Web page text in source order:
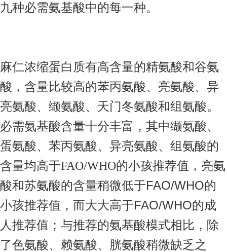
九种必需氨基酸中的每一种。
麻仁浓缩蛋白质有高含量的精氨酸和谷氨
酸，含量比较高的苯丙氨酸、亮氨酸、异
亮氨酸、缬氨酸、天门冬氨酸和组氨酸。
必需氨基酸含量十分丰富，其中缬氨酸、
蛋氨酸、苯丙氨酸、异亮氨酸、组氨酸的
含量均高于FAO/WHO的小孩推荐值，亮氨
酸和苏氨酸的含量稍微低于FAO/WHO的
小孩推荐值，而大大高于FAO/WHO的成
人推荐值；与推荐的氨基酸模式相比，除
了色氨酸、赖氨酸、胱氨酸稍微缺乏之